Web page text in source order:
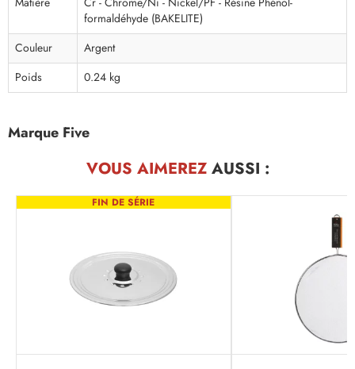
formaldéhyde (BAKELITE)
Couleur
Argent
Poids
0.24 kg
Marque Five
VOUS AIMEREZAUSSI :
FIN DE SÉRIE